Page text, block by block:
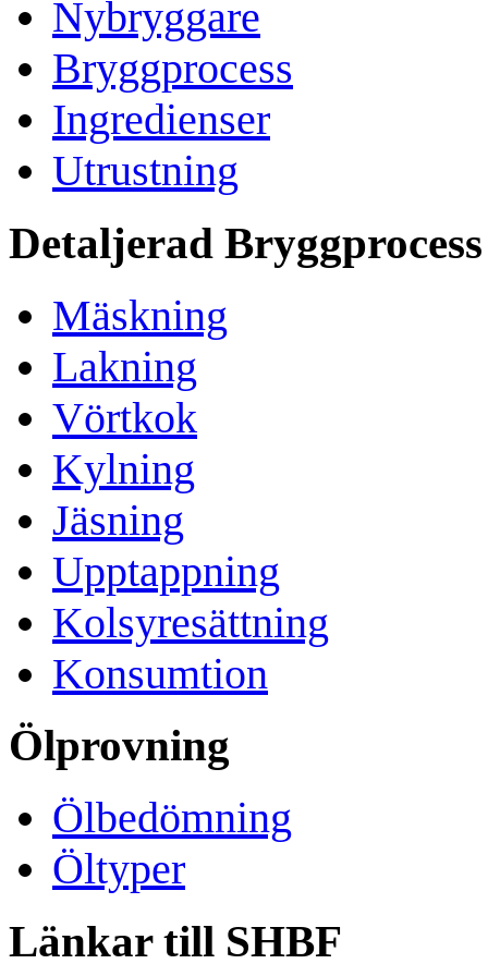
Nybryggare
Bryggprocess
Ingredienser
Utrustning
Detaljerad Bryggprocess
Mäskning
Lakning
Vörtkok
Kylning
Jäsning
Upptappning
Kolsyresättning
Konsumtion
Ölprovning
Ölbedömning
Öltyper
Länkar till SHBF